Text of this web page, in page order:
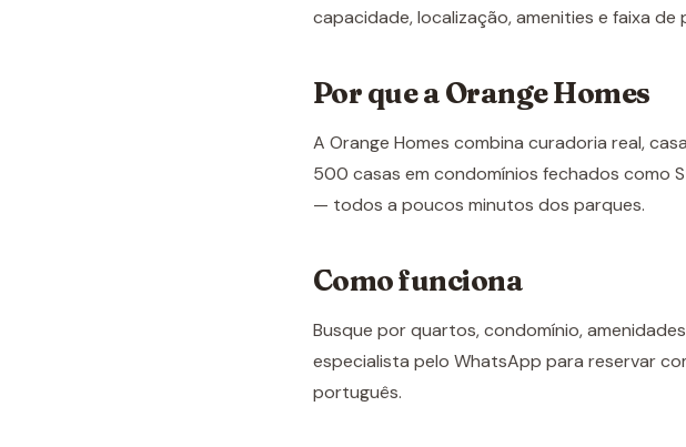
capacidade, localização, amenities e faixa
Por que a Orange Homes
A Orange Homes combina curadoria real,
500 casas em condomínios fechados como
— todos a poucos minutos dos parques.
Como funciona
Busque por quartos, condomínio,
especialista pelo WhatsApp para reservar
português.